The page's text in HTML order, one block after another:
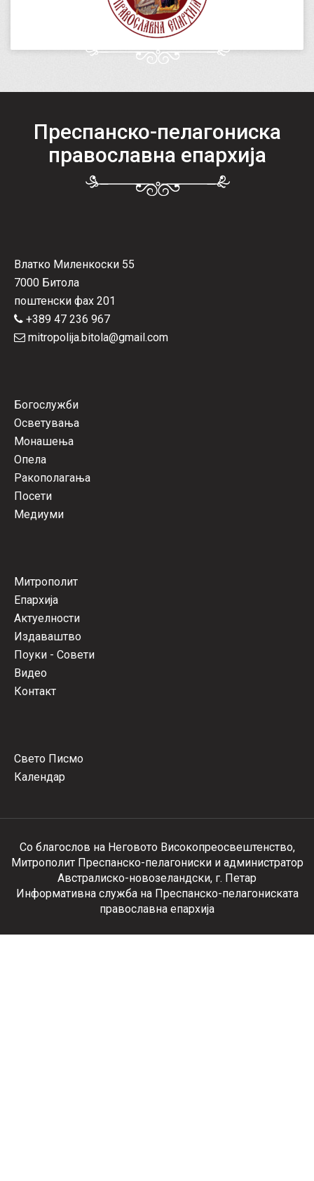
Преспанско-пелагониска
православна епархија
Влатко Миленкоски 55
7000 Битола
поштенски фах 201
+389 47 236 967
mitropolija.bitola@gmail.com
Богослужби
Осветувања
Монашења
Опела
Ракополагања
Посети
Медиуми
Митрополит
Епархија
Актуелности
Издаваштво
Поуки - Совети
Видео
Контакт
Свето Писмо
Календар
Со благослов на Неговото Високопреосвештенство,
Митрополит Преспанско-пелагониски и администратор
Австралиско-новозеландски, г. Петар
Информативна служба на Преспанско-пелагониската
православна епархија